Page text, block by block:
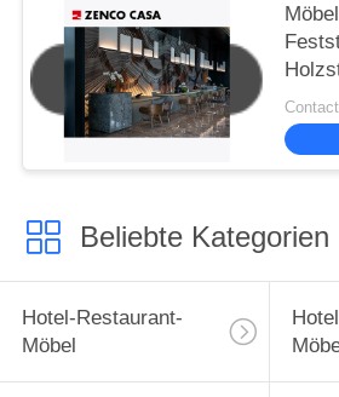
Beliebte Kategorien
Hotel-Restaurant-
Möbel